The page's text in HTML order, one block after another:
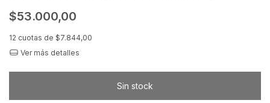
$53.000,00
12 cuotas de $7.844,00
Ver más detalles